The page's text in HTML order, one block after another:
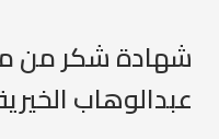
شهادة شكر من
عبدالوهاب الخيرية (